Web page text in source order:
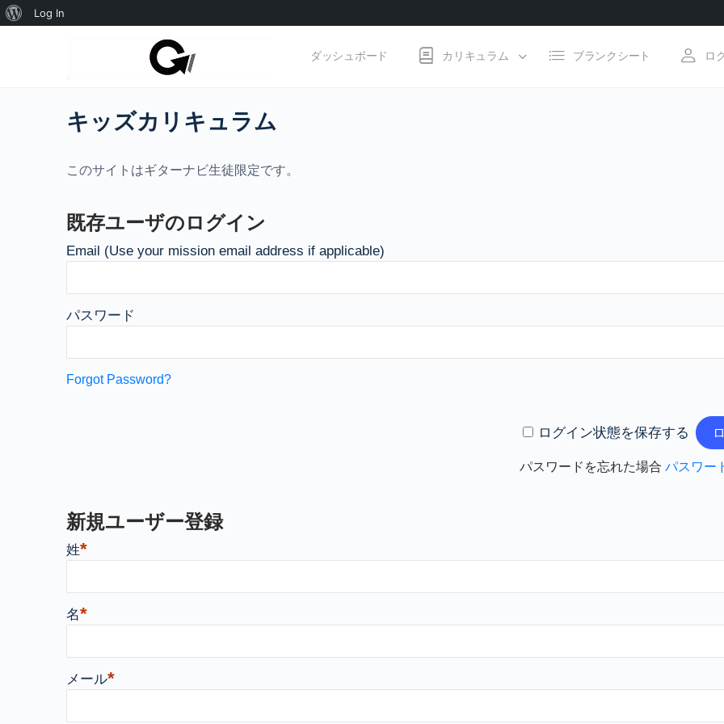
WordPress
Log In
ダッシュボード カリキュラム ブランクシート ロ
キッズカリキュラム
このサイトはギターナビ生徒限定です。
既存ユーザのログイン
Email (Use your mission email address if applicable)
パスワード
Forgot Password?
ログイン状態を保存する
パスワードを忘れた場合 パスワー
新規ユーザー登録
姓*
名*
メール*